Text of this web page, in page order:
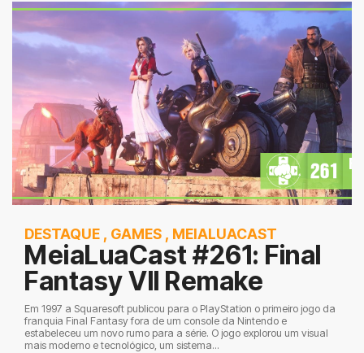
DESTAQUE , GAMES , MEIALUACAST
MeiaLuaCast #261: Final
Fantasy VII Remake
Em 1997 a Squaresoft publicou para o PlayStation o primeiro jogo da
franquia Final Fantasy fora de um console da Nintendo e
estabeleceu um novo rumo para a série. O jogo explorou um visual
mais moderno e tecnológico, um sistema...